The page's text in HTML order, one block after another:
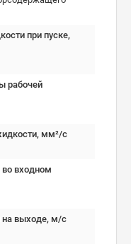
при пуске,
рабочей
мм²/c
входном
на выходе, м/с